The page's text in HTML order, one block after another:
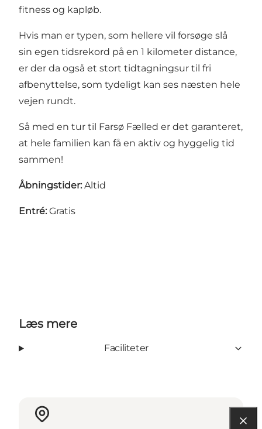
fitness og kapløb.
Hvis man er typen, som hellere vil forsøge slå
sin egen tidsrekord på en 1 kilometer distance,
er der da også et stort tidtagningsur til fri
afbenyttelse, som tydeligt kan ses næsten hele
vejen rundt.
Så med en tur til Farsø Fælled er det garanteret,
at hele familien kan få en aktiv og hyggelig tid
sammen!
Åbningstider: Altid
Entré: Gratis
Læs mere
Faciliteter